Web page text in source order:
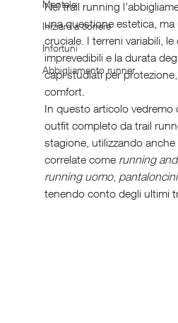
Mentale
Iniziare a correre
Infortuni
Abbigliamento runner
Nel trail running
una questione estetica,
cruciale. I terreni variabili,
imprevedibili e la durata
capi studiati per
comfort.
In questo articolo vedremo
outfit completo da trail
stagione, utilizzando anche
correlate come running
running uomo,
tenendo conto degli ultimi